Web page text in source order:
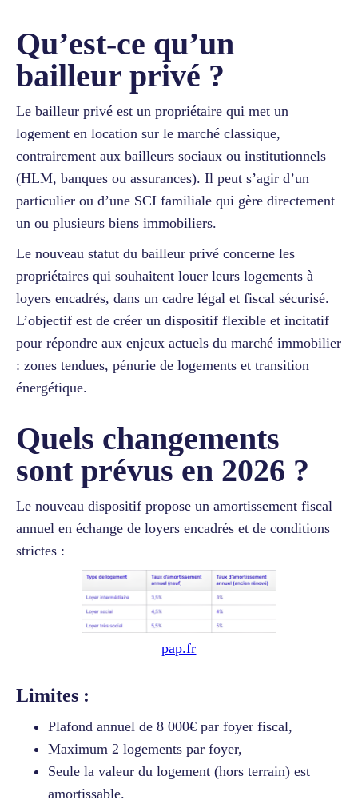
Qu’est-ce qu’un
bailleur privé ?
Le bailleur privé est un propriétaire qui met un
logement en location sur le marché classique,
contrairement aux bailleurs sociaux ou institutionnels
(HLM, banques ou assurances). Il peut s’agir d’un
particulier ou d’une SCI familiale qui gère directement
un ou plusieurs biens immobiliers.
Le nouveau statut du bailleur privé concerne les
propriétaires qui souhaitent louer leurs logements à
loyers encadrés, dans un cadre légal et fiscal sécurisé.
L’objectif est de créer un dispositif flexible et incitatif
pour répondre aux enjeux actuels du marché immobilier
: zones tendues, pénurie de logements et transition
énergétique.
Quels changements
sont prévus en 2026 ?
Le nouveau dispositif propose un amortissement fiscal
annuel en échange de loyers encadrés et de conditions
strictes :
pap.fr
Limites :
Plafond annuel de 8 000€ par foyer fiscal,
Maximum 2 logements par foyer,
Seule la valeur du logement (hors terrain) est
amortissable.